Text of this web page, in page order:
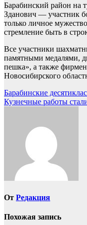
Барабинский район на
Зданович — участник
только личное
стремление быть в
Все участники
памятными медалями,
пешка», а также
Новосибирского
Навигация
по
Барабинские
Кузнечные работы
От Редакция
Похожая запись